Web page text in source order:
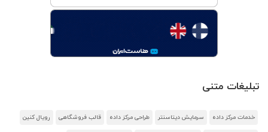
تبلیغات متنی
خدمات مرکز داده سرمایش دیتاسنتر طراحی مرکز داده قالب فروشگاهی رویال کنین